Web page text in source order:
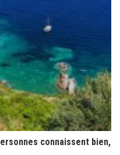
connaissent bien,